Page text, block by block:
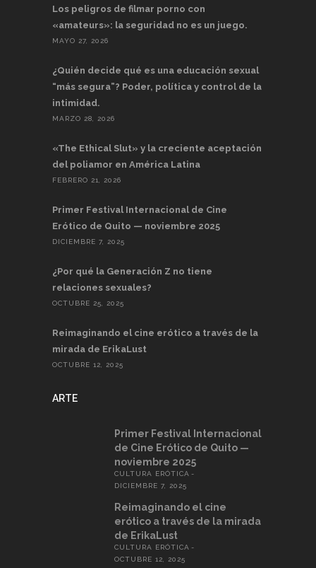
Los peligros de filmar porno con
«amateurs»: la seguridad no es un juego.
MAYO 27, 2026
¿Quién decide qué es una educación sexual
“más segura”? Poder, política y control de la
intimidad.
MARZO 28, 2026
«The Ethical Slut» y la creciente aceptación
del poliamor en América Latina
FEBRERO 21, 2026
Primer Festival Internacional de Cine
Erótico de Quito — noviembre 2025
DICIEMBRE 7, 2025
¿Por qué la Generación Z no tiene
relaciones sexuales?
OCTUBRE 25, 2025
Reimaginando el cine erótico a través de la
mirada de ErikaLust
OCTUBRE 12, 2025
ARTE
Primer Festival Internacional
de Cine Erótico de Quito —
noviembre 2025
CULTURA ERÓTICA
DICIEMBRE 7, 2025
Reimaginando el cine
erótico a través de la mirada
de ErikaLust
CULTURA ERÓTICA
OCTUBRE 12, 2025